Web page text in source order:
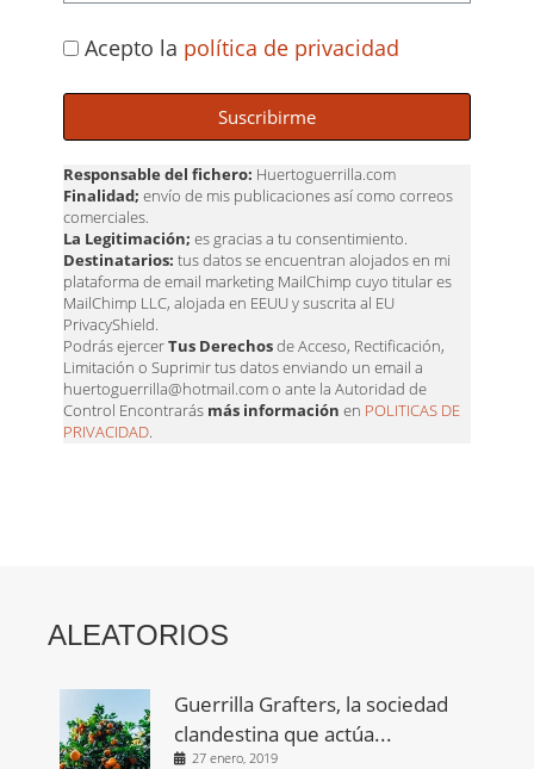
Acepto la política de privacidad
Suscribirme
Responsable del fichero: Huertoguerrilla.com
Finalidad; envío de mis publicaciones así como correos
comerciales.
La Legitimación; es gracias a tu consentimiento.
Destinatarios: tus datos se encuentran alojados en mi
plataforma de email marketing MailChimp cuyo titular es
MailChimp LLC, alojada en EEUU y suscrita al EU
PrivacyShield.
Podrás ejercerTus Derechosde Acceso, Rectificación,
Limitación o Suprimir tus datos enviando un email a
huertoguerrilla@hotmail.com o ante la Autoridad de
Control Encontrarás más información en POLITICAS DE
PRIVACIDAD.
ALEATORIOS
Guerrilla Grafters, la sociedad
clandestina que actúa...
27 enero, 2019